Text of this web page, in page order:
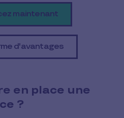
maintenant
d'avantages
en place une
?